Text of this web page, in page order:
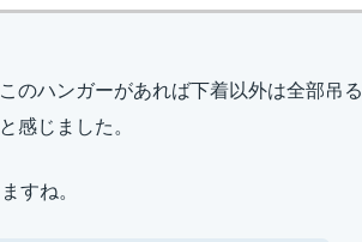
のハンガーがあれば下着以外は全部吊る
感じました。
すね。